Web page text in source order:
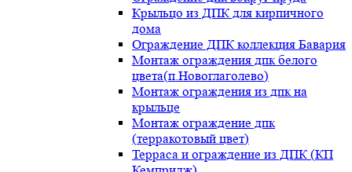
Крыльцо из ДПК для кирпичного
дома
Ограждение ДПК коллекция Бавария
Монтаж ограждения дпк белого
цвета(п.Новоглаголево)
Монтаж ограждения из дпк на
крыльце
Монтаж ограждение дпк
(терракотовый цвет)
Терраса и ограждение из ДПК (КП